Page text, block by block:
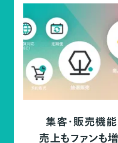
集客・販売機
売上もファンも